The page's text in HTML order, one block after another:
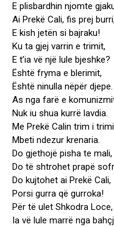
E plisbardhin njomte
Ai Prekë Cali, fis prej
E kish jetën si bajraku!
Ku ta gjej varrin e trimit,
E t’ia vë një lule bjeshke?
Është fryma e blerimit,
Është ninulla nëpër djepe.
As nga farë e
Nuk iu shua kurrë lavdia.
Me Prekë Calin trim i
Mbeti ndezur krenaria.
Do gjethojë pisha te mali,
Do të shtrohet prapë
Do kujtohet ai Prekë Cali,
Porsi gurra që gurroka!
Për të ulet Shkodra Loce,
Ia vë lule marrë nga